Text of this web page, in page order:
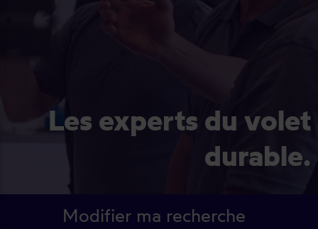
Les experts du volet
durable.
Modifier ma recherche